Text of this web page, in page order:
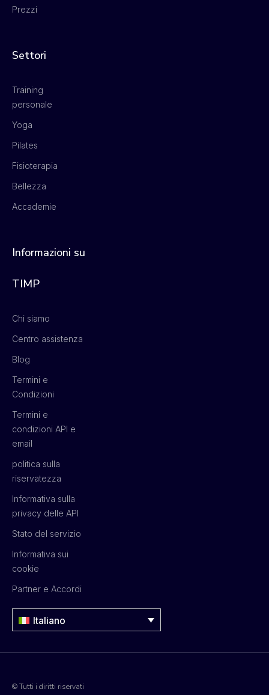
Prezzi
Settori
Training
personale
Yoga
Pilates
Fisioterapia
Bellezza
Accademie
Informazioni su
TIMP
Chi siamo
Centro assistenza
Blog
Termini e
Condizioni
Termini e
condizioni API e
email
politica sulla
riservatezza
Informativa sulla
privacy delle API
Stato del servizio
Informativa sui
cookie
Partner e Accordi
Italiano
© Tutti i diritti riservati